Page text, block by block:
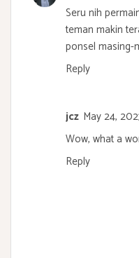
Seru nih
teman makin
ponsel masing-
Reply
jcz May 24,
Wow, what a
Reply